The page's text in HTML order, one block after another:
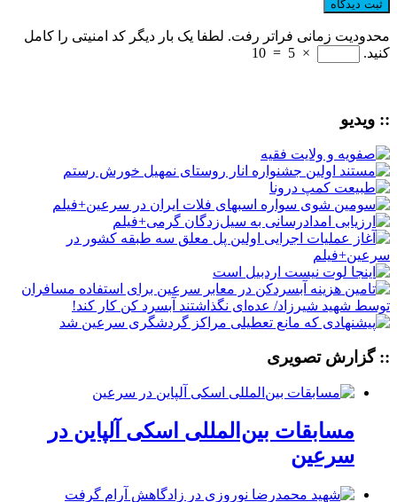
محدودیت زمانی فراتر رفت. لطفا یک بار دیگر کد امنیتی را کامل
کنید.
×
5
=
10
:: ویدیو
:: گزارش تصویری
مسابقات بین‌المللی اسکی آلپاین در
سرعین